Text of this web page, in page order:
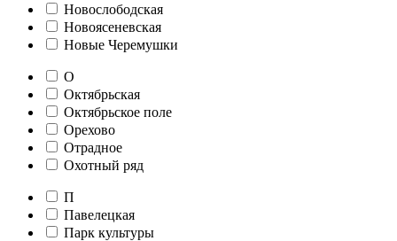
Новослободская
Новоясеневская
Новые Черемушки
О
Октябрьская
Октябрьское поле
Орехово
Отрадное
Охотный ряд
П
Павелецкая
Парк культуры